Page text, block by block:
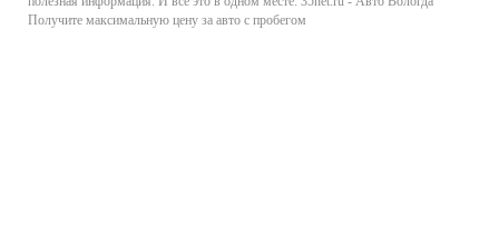
Получите максимальную цену за авто с пробегом